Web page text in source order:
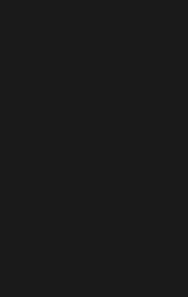
は戸惑う。そこへ北見
キオがやってきて、自